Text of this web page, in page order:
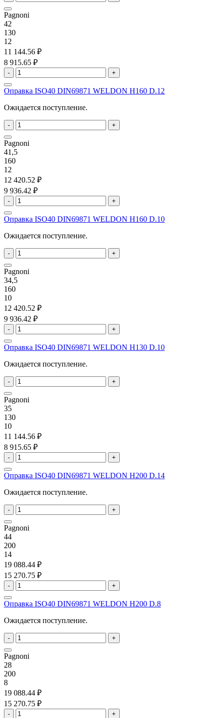
Pagnoni
42
130
12
11 144.56 ₽
8 915.65 ₽
- +
Оправка ISO40 DIN69871 WELDON H160 D.12
Ожидается поступление.
- +
Pagnoni
41,5
160
12
12 420.52 ₽
9 936.42 ₽
- +
Оправка ISO40 DIN69871 WELDON H160 D.10
Ожидается поступление.
- +
Pagnoni
34,5
160
10
12 420.52 ₽
9 936.42 ₽
- +
Оправка ISO40 DIN69871 WELDON H130 D.10
Ожидается поступление.
- +
Pagnoni
35
130
10
11 144.56 ₽
8 915.65 ₽
- +
Оправка ISO40 DIN69871 WELDON H200 D.14
Ожидается поступление.
- +
Pagnoni
44
200
14
19 088.44 ₽
15 270.75 ₽
- +
Оправка ISO40 DIN69871 WELDON H200 D.8
Ожидается поступление.
- +
Pagnoni
28
200
8
19 088.44 ₽
15 270.75 ₽
- +